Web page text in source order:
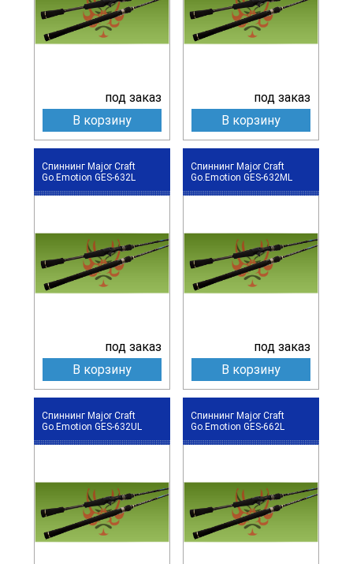
под заказ
В корзину
под заказ
В корзину
Спиннинг Major Craft
Go.Emotion GES-632L
под заказ
В корзину
Спиннинг Major Craft
Go.Emotion GES-632ML
под заказ
В корзину
Спиннинг Major Craft
Go.Emotion GES-632UL
Спиннинг Major Craft
Go.Emotion GES-662L